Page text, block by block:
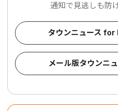
通知で見逃しも防
タウンニュース for
メール版タウンニ